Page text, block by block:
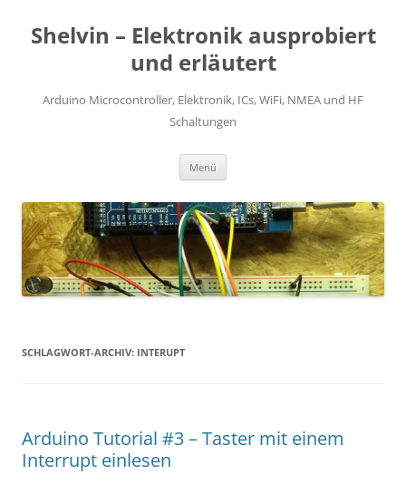
springen
Shelvin – Elektronik ausprobiert
und erläutert
Arduino Microcontroller, Elektronik, ICs, WiFi, NMEA und HF
Schaltungen
Menü
SCHLAGWORT-ARCHIV: INTERUPT
Arduino Tutorial #3 – Taster mit einem
Interrupt einlesen